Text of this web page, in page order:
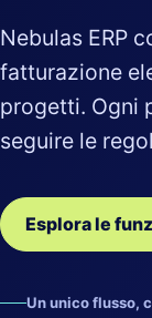
Nebulas ERP
fatturazione
progetti. Ogni
seguire le
Esplora le
Un unico flusso,